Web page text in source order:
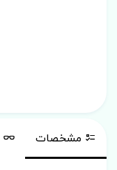
مشخصات